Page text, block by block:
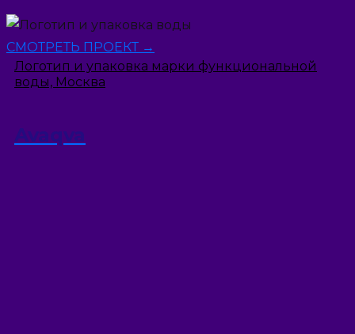
СМОТРЕТЬ ПРОЕКТ →
Логотип и упаковка марки функциональной
воды, Москва
Avaqva